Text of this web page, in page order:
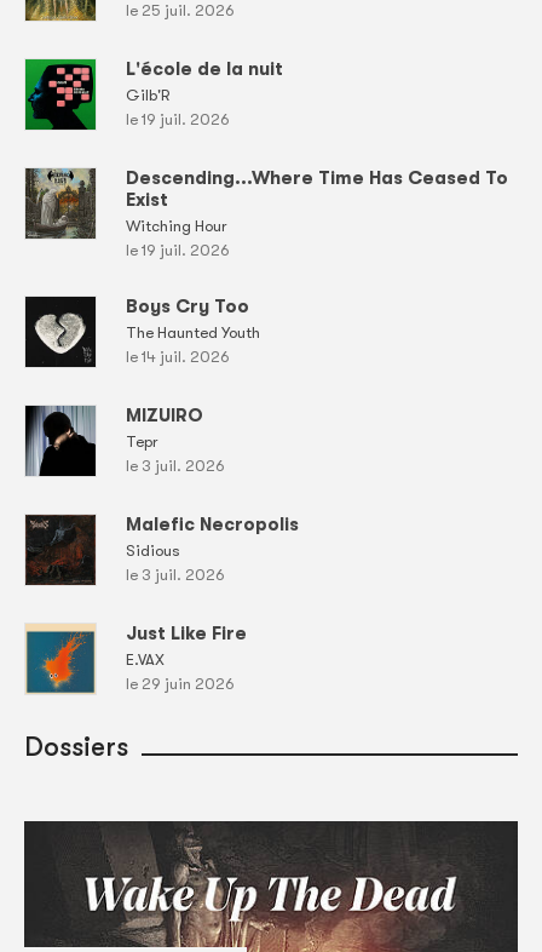
le 25 juil. 2026
L'école de la nuit
Gilb'R
le 19 juil. 2026
Descending...Where Time Has Ceased To
Exist
Witching Hour
le 19 juil. 2026
Boys Cry Too
The Haunted Youth
le 14 juil. 2026
MIZUIRO
Tepr
le 3 juil. 2026
Malefic Necropolis
Sidious
le 3 juil. 2026
Just Like Fire
E.VAX
le 29 juin 2026
Dossiers